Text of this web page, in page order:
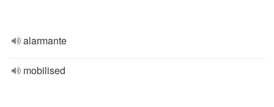
alarmante
mobilised